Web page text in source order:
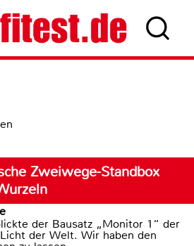
Zweiwege-Standbox
der Bausatz „Monitor 1“ der
der Welt. Wir haben den